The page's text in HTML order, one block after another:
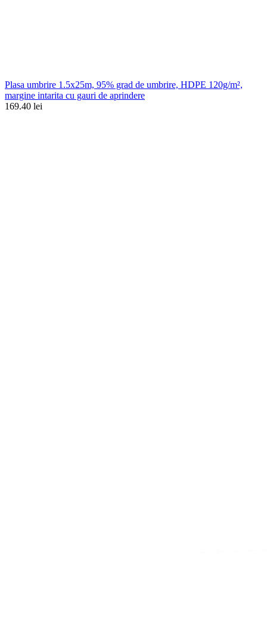
Plasa umbrire 1.5x25m, 95% grad de umbrire, HDPE 120g/m²,
margine intarita cu gauri de aprindere
169.40 lei